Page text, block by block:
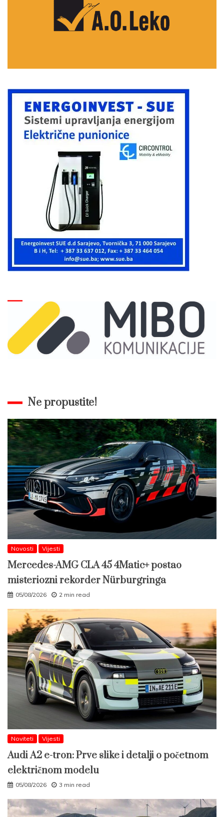
Ne propustite!
Novosti Vijesti
Mercedes-AMG CLA 45 4Matic+ postao
misteriozni rekorder Nürburgringa
05/08/2026 2 min read
Noviteti Vijesti
Audi A2 e-tron: Prve slike i detalji o početnom
električnom modelu
05/08/2026 3 min read